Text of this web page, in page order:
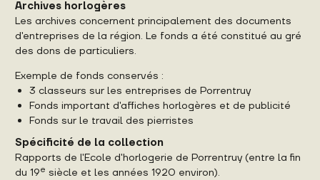
Archives horlogères
Les archives concernent principalement des documents
d'entreprises de la région. Le fonds a été constitué au gré
des dons de particuliers.
Exemple de fonds conservés :
3 classeurs sur les entreprises de Porrentruy
Fonds important d'affiches horlogères et de publicité
Fonds sur le travail des pierristes
Spécificité de la collection
Rapports de l'Ecole d'horlogerie de Porrentruy (entre la fin
du 19e siècle et les années 1920 environ).